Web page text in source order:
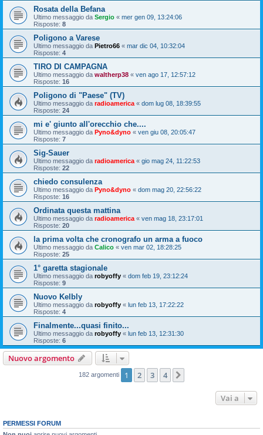
Rosata della Befana
Ultimo messaggio da Sergio « mer gen 09, 13:24:06
Risposte: 8
Poligono a Varese
Ultimo messaggio da Pietro66 « mar dic 04, 10:32:04
Risposte: 4
TIRO DI CAMPAGNA
Ultimo messaggio da waltherp38 « ven ago 17, 12:57:12
Risposte: 16
Poligono di "Paese" (TV)
Ultimo messaggio da radioamerica« dom lug 08, 18:39:55
Risposte: 24
mi e' giunto all'orecchio che....
Ultimo messaggio da Pyno&dyno « ven giu 08, 20:05:47
Risposte: 7
Sig-Sauer
Ultimo messaggio da radioamerica« gio mag 24, 11:22:53
Risposte: 22
chiedo consulenza
Ultimo messaggio da Pyno&dyno « dom mag 20, 22:56:22
Risposte: 16
Ordinata questa mattina
Ultimo messaggio da radioamerica« ven mag 18, 23:17:01
Risposte: 20
la prima volta che cronografo un arma a fuoco
Ultimo messaggio da Calico « ven mar 02, 18:28:25
Risposte: 25
1° garetta stagionale
Ultimo messaggio da robyoffy « dom feb 19, 23:12:24
Risposte: 9
Nuovo Kelbly
Ultimo messaggio da robyoffy « lun feb 13, 17:22:22
Risposte: 4
Finalmente...quasi finito...
Ultimo messaggio da robyoffy « lun feb 13, 12:31:30
Risposte: 6
Nuovo argomento
182 argomenti 1 2 3 4
Vai a
PERMESSI FORUM